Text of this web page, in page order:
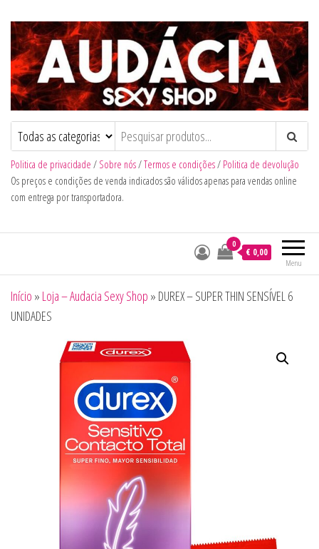
Audacia Sexy Shop
Politica de privacidade / Sobre nós/Termos e condições/ Politica de devolução
Os preços e condições de venda indicados são válidos apenas para vendas online
com entrega por transportadora.
Menu
0
€ 0,00
Início » Loja – Audacia Sexy Shop » DUREX – SUPER THIN SENSÍVEL 6
UNIDADES